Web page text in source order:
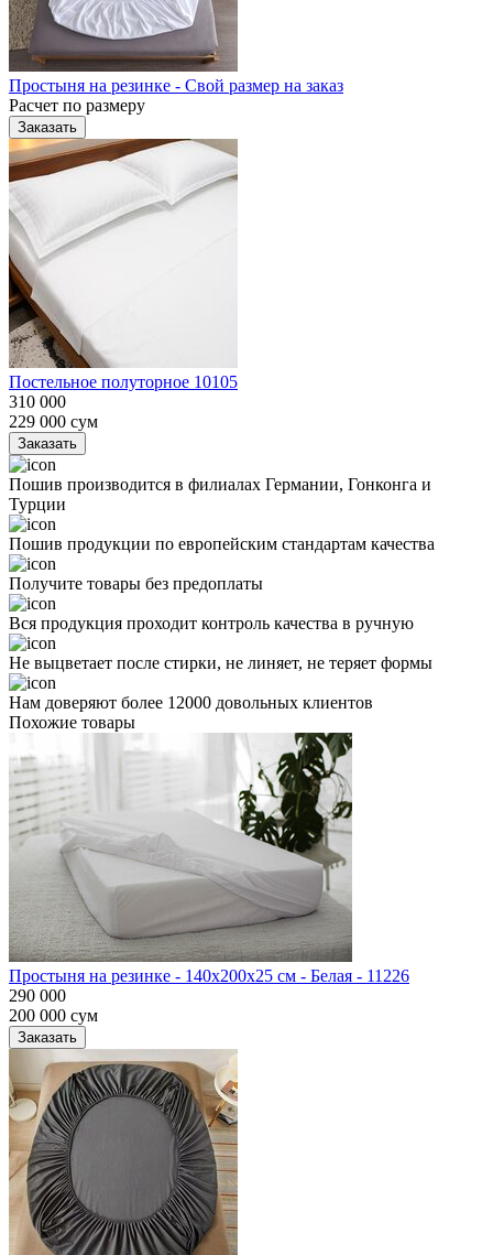
Простыня на резинке - Свой размер на заказ
Расчет по размеру
Заказать
Постельное полуторное 10105
310 000
229 000 сум
Заказать
Пошив производится в филиалах Германии, Гонконга и
Турции
Пошив продукции по европейским стандартам качества
Получите товары без предоплаты
Вся продукция проходит контроль качества в ручную
Не выцветает после стирки, не линяет, не теряет формы
Нам доверяют более 12000 довольных клиентов
Похожие товары
Простыня на резинке - 140x200x25 cм - Белая - 11226
290 000
200 000 сум
Заказать